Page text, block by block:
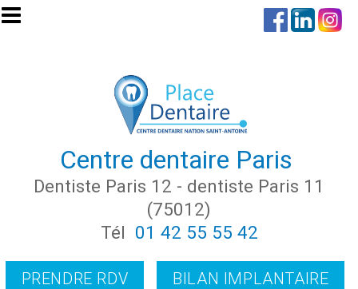
Aller au contenu principal
Centre dentaire Paris
Dentiste Paris 12 - dentiste Paris 11
(75012)
Tél 01 42 55 55 42
PRENDRE RDV BILAN IMPLANTAIRE